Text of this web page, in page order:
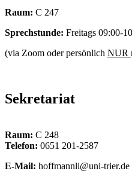
Raum: C 247
Sprechstunde: Freitags 09:00-
(via Zoom oder persönlich NUR
Sekretariat
Raum: C 248
Telefon: 0651 201-2587
E-Mail: hoffmannli@uni-trier.de